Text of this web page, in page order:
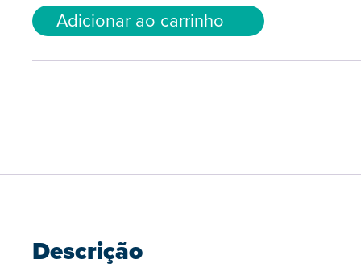
Adicionar ao carrinho
Descrição